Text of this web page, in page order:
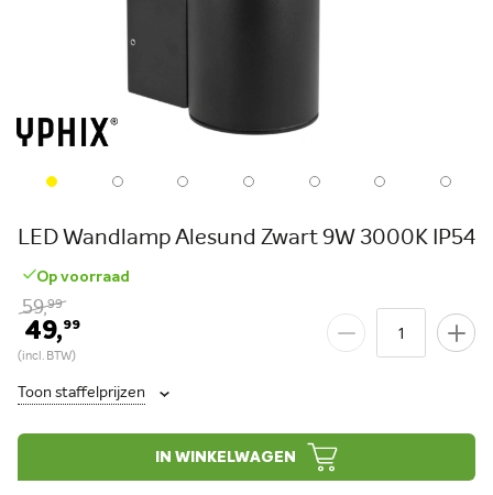
LED Wandlamp Alesund Zwart 9W 3000K IP54
Op voorraad
49,99
59,99
Toon staffelprijzen
IN WINKELWAGEN